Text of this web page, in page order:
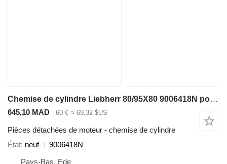
Chemise de cylindre Liebherr 80/95X80 9006418N pour excavateur Liebherr A932 Li / A944C Li / A918 / A920 / A914 Li / A914 / R914 / R932 Li / R944C Li / R920 / R920 LC / R920 NLC / R918
645,10 MAD 60 € ≈ 69,32 $US
Pièces détachées de moteur - chemise de cylindre
État neuf
9006418N
Pays-Bas, Ede